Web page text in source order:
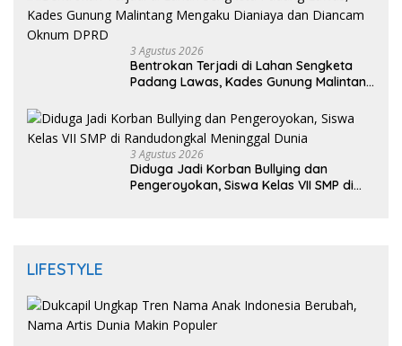
3 Agustus 2026
Bentrokan Terjadi di Lahan Sengketa
Padang Lawas, Kades Gunung Malintang
DPRD
3 Agustus 2026
Diduga Jadi Korban Bullying dan
Pengeroyokan, Siswa Kelas VII SMP di
LIFESTYLE